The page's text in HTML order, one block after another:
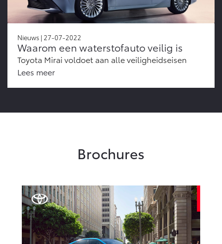
Nieuws | 27-07-2022
Waarom een waterstofauto veilig is
Toyota Mirai voldoet aan alle veiligheidseisen
Lees meer
Brochures